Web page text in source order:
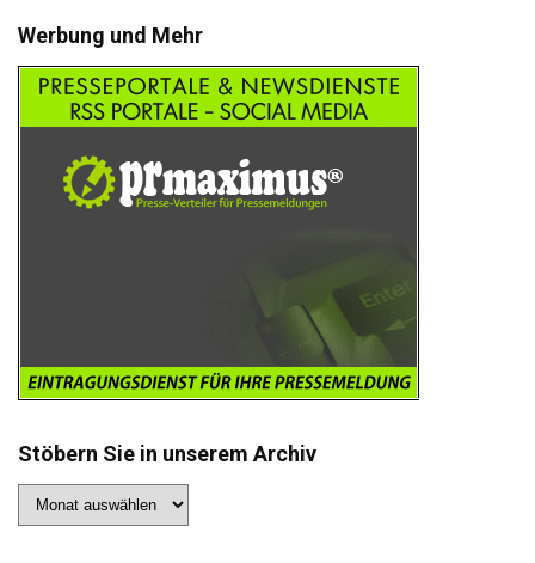
Werbung und Mehr
Stöbern Sie in unserem Archiv
Sie